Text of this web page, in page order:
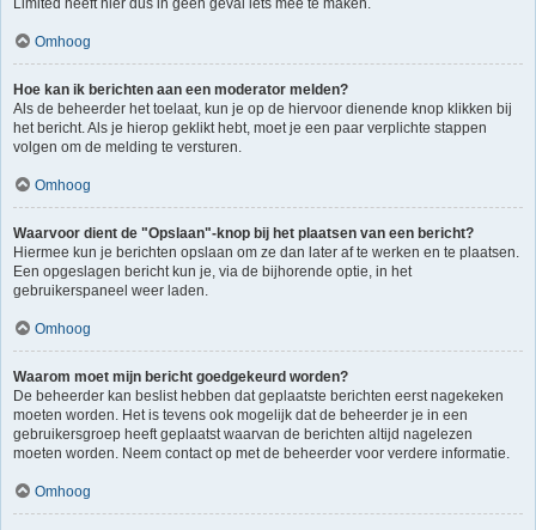
Limited heeft hier dus in geen geval iets mee te maken.
Omhoog
Hoe kan ik berichten aan een moderator melden?
Als de beheerder het toelaat, kun je op de hiervoor dienende knop klikken bij
het bericht. Als je hierop geklikt hebt, moet je een paar verplichte stappen
volgen om de melding te versturen.
Omhoog
Waarvoor dient de "Opslaan"-knop bij het plaatsen van een bericht?
Hiermee kun je berichten opslaan om ze dan later af te werken en te plaatsen.
Een opgeslagen bericht kun je, via de bijhorende optie, in het
gebruikerspaneel weer laden.
Omhoog
Waarom moet mijn bericht goedgekeurd worden?
De beheerder kan beslist hebben dat geplaatste berichten eerst nagekeken
moeten worden. Het is tevens ook mogelijk dat de beheerder je in een
gebruikersgroep heeft geplaatst waarvan de berichten altijd nagelezen
moeten worden. Neem contact op met de beheerder voor verdere informatie.
Omhoog